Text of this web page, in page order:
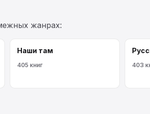
жанрах:
Наши там
405 книг 403